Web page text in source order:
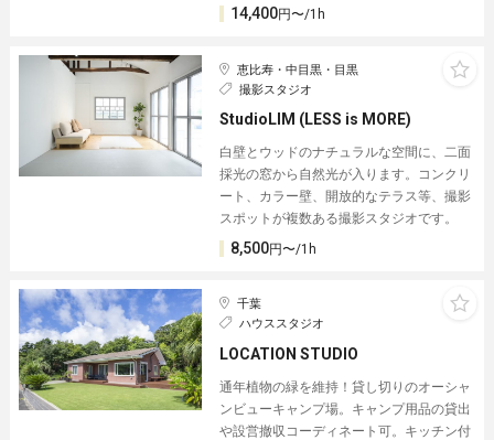
14,400円〜/1h
恵比寿・中目黒・目黒
撮影スタジオ
StudioLIM (LESS is MORE)
白壁とウッドのナチュラルな空間に、二面
採光の窓から自然光が入ります。コンクリ
ート、カラー壁、開放的なテラス等、撮影
スポットが複数ある撮影スタジオです。
8,500円〜/1h
千葉
ハウススタジオ
LOCATION STUDIO
通年植物の緑を維持！貸し切りのオーシャ
ンビューキャンプ場。キャンプ用品の貸出
や設営撤収コーディネート可。キッチン付